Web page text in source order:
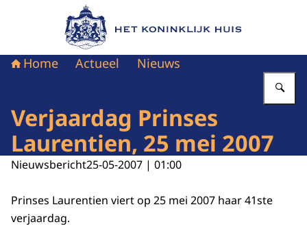
Naar de homepage van Het Koninklijk Huis
Home Actueel Nieuws
Verjaardag Prinses
Laurentien, 25 mei 2007
Nieuwsbericht25-05-2007 | 01:00
Prinses Laurentien viert op 25 mei 2007 haar 41ste
verjaardag.